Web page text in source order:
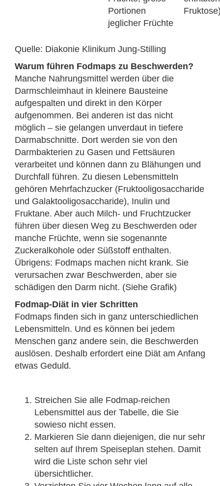
Portionen
jeglicher Früchte
Quelle: Diakonie Klinikum Jung-Stilling
Warum führen Fodmaps zu Beschwerden?
Manche Nahrungsmittel werden über die
Darmschleimhaut in klei­nere Bausteine
aufgespalten und direkt in den Körper
aufgenommen. Bei anderen ist das nicht
möglich – sie gelangen unverdaut in tiefere
Darmabschnitte. Dort werden sie von den
Darmbakterien zu Gasen und Fettsäuren
verarbeitet und können dann zu Blähungen und
Durchfall führen. Zu diesen Lebensmitteln
gehören Mehrfachzucker (Fruktooligosaccharide
und Galaktooligosaccharide), Inulin und
Fruktane. Aber auch Milch- und Fruchtzucker
führen über diesen Weg zu Beschwerden oder
manche Früchte, wenn sie sogenannte
Zuckeralko­hole oder Süßstoff enthal­ten.
Übrigens: Fodmaps machen nicht krank. Sie
verursachen zwar Beschwerden, aber sie
schädigen den Darm nicht. (Siehe Grafik)
Fodmap-Diät in vier Schritten
Fodmaps finden sich in ganz unterschiedlichen
Lebensmitteln. Und es können bei jedem
Menschen ganz andere sein, die Beschwerden
auslösen. Deshalb erfordert eine Diät am Anfang
etwas Geduld.
Streichen Sie alle Fodmap-reichen
Lebensmittel aus der Tabelle, die Sie
sowieso nicht essen.
Markieren Sie dann diejenigen, die nur sehr
selten auf Ihrem Speiseplan stehen. Damit
wird die Liste schon sehr viel
übersichtlicher.